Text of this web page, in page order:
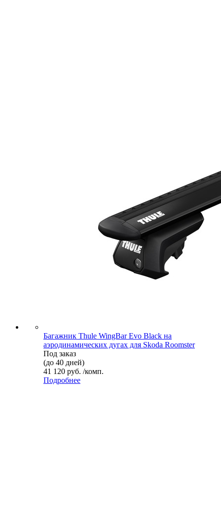
Багажник Thule WingBar Evo Black на
аэродинамических дугах для Skoda Roomster
Под заказ
(до 40 дней)
41 120 руб. /комп.
Подробнее